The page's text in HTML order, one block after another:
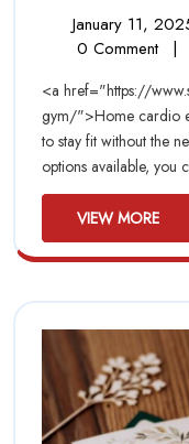
January 11,
0 Comment |
<a href="https://www.solutions-fitness.com/id/jual-sepeda-
gym/">Home cardio
to stay fit without the
options available, you
VIEW MORE